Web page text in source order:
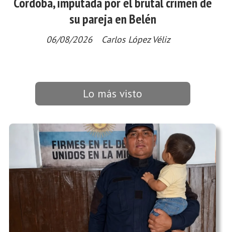
su pareja en Belén
Carlos López Véliz
06/08/2026
Lo más visto